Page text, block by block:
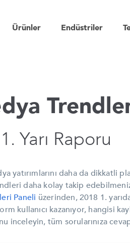
Ürünler Endüstriler
Yarı Raporu
yatırımlarını daha da dikkatli
daha kolay takip
Paneli üzerinden, 2018 1.
kullanıcı kazanıyor, hangisi
inceleyin, tüm sorularınıza